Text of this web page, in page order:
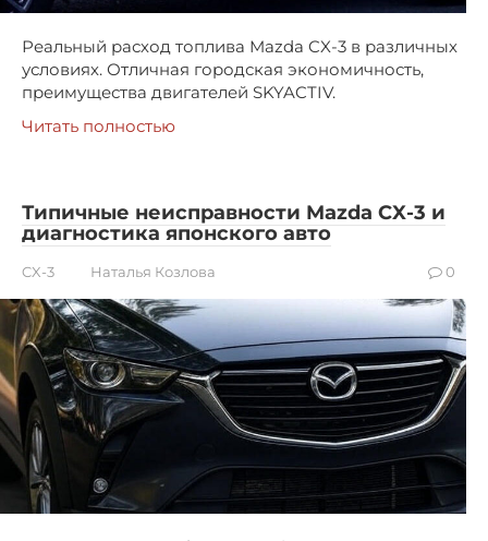
Реальный расход топлива Mazda CX-3 в различных
условиях. Отличная городская экономичность,
преимущества двигателей SKYACTIV.
Читать полностью
Типичные неисправности Mazda CX-3 и
диагностика японского авто
CX-3 Наталья Козлова 0